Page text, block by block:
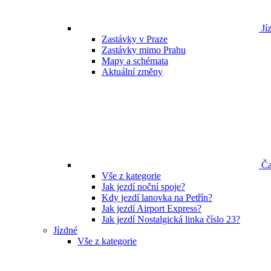
Zastávky v Praze
Zastávky mimo Prahu
Mapy a schémata
Aktuální změny
Vše z kategorie
Jak jezdí noční spoje?
Kdy jezdí lanovka na Petřín?
Jak jezdí Airport Express?
Jak jezdí Nostalgická linka číslo 23?
Jízdné
Vše z kategorie